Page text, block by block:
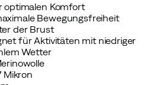
optimalen Komfort
Bewegungsfreiheit
der Brust
für Aktivitäten mit niedriger
Wetter
Mikron